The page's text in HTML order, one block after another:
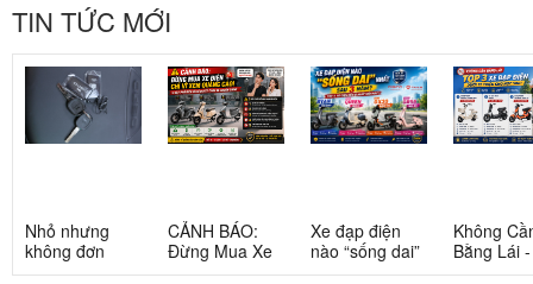
TIN TỨC MỚI
Nhỏ nhưng
không đơn
giản: Sự thật
CẢNH BÁO:
Đừng Mua Xe
Điện Chỉ Vì
Xe đạp điện
nào “sống dai”
nhất sau 5
Không
Bằng Lái
3 Xe Đạp